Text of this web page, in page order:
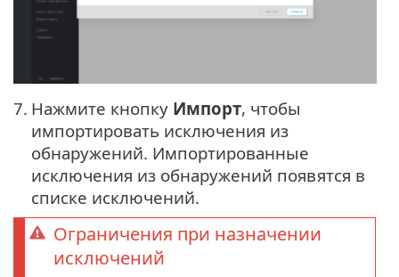
7. Нажмите кнопку Импорт, чтобы
импортировать исключения из
обнаружений. Импортированные
исключения из обнаружений появятся в
списке исключений.
Ограничения при назначении
исключений